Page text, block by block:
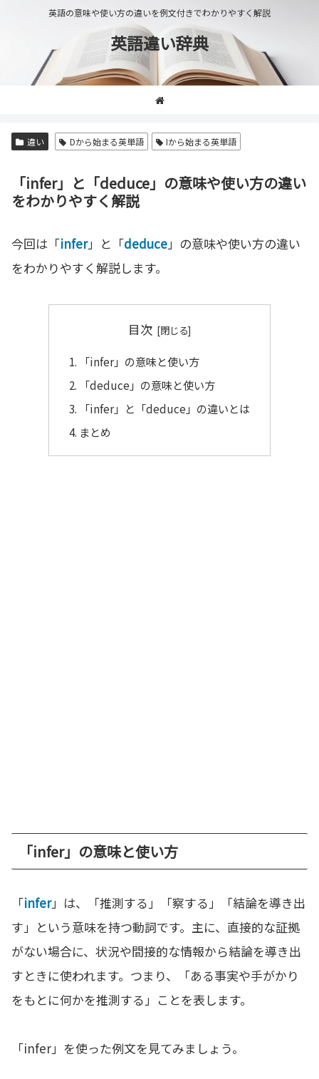
英語の意味や使い方の違いを例文付きでわかりやすく解説
英語違い辞典
違い Dから始まる英単語 Iから始まる英単語
「infer」と「deduce」の意味や使い方の違い
をわかりやすく解説
今回は「infer」と「deduce」の意味や使い方の違い
をわかりやすく解説します。
目次
「infer」の意味と使い方
「deduce」の意味と使い方
「infer」と「deduce」の違いとは
まとめ
「infer」の意味と使い方
「infer」は、「推測する」「察する」「結論を導き出
す」という意味を持つ動詞です。主に、直接的な証拠
がない場合に、状況や間接的な情報から結論を導き出
すときに使われます。つまり、「ある事実や手がかり
をもとに何かを推測する」ことを表します。
「infer」を使った例文を見てみましょう。